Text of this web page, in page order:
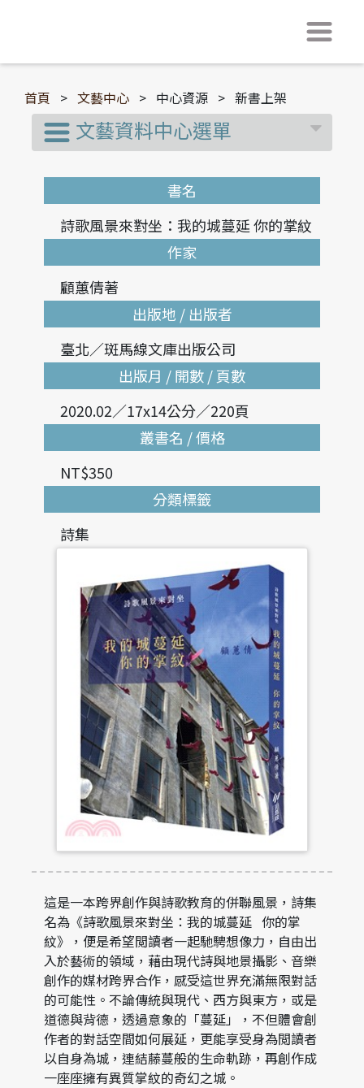
首頁 > 文藝中心 > 中心資源 > 新書上架
文藝資料中心選單
書名
詩歌風景來對坐：我的城蔓延 你的掌紋
作家
顧蕙倩著
出版地 / 出版者
臺北／斑馬線文庫出版公司
出版月 / 開數 / 頁數
2020.02／17x14公分／220頁
叢書名 / 價格
NT$350
分類標籤
詩集
這是一本跨界創作與詩歌教育的併聯風景，詩集
名為《詩歌風景來對坐：我的城蔓延 你的掌
紋》，便是希望閲讀者一起馳騁想像力，自由出
入於藝術的領域，藉由現代詩與地景攝影、音樂
創作的媒材跨界合作，感受這世界充滿無限對話
的可能性。不論傳統與現代、西方與東方，或是
道德與背德，透過意象的「蔓延」，不但體會創
作者的對話空間如何展延，更能享受身為閲讀者
以自身為城，連結藤蔓般的生命軌跡，再創作成
一座座擁有異質掌紋的奇幻之城。